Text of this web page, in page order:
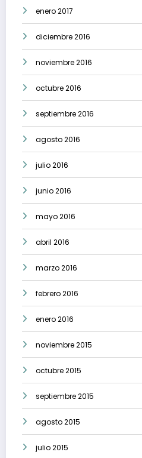
enero 2017
diciembre 2016
noviembre 2016
octubre 2016
septiembre 2016
agosto 2016
julio 2016
junio 2016
mayo 2016
abril 2016
marzo 2016
febrero 2016
enero 2016
noviembre 2015
octubre 2015
septiembre 2015
agosto 2015
julio 2015